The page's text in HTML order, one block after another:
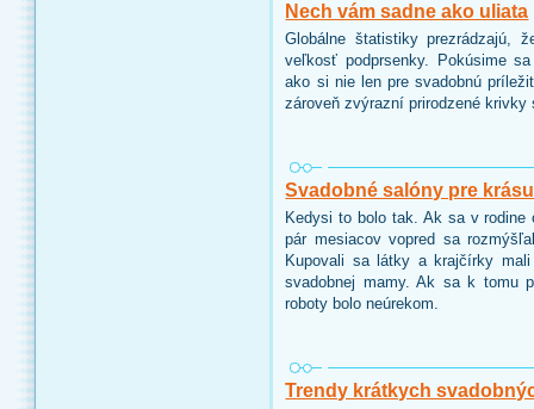
Nech vám sadne ako uliata
Globálne štatistiky prezrádzajú,
veľkosť podprsenky. Pokúsime
ako si nie len pre svadobnú
zároveň zvýrazní prirodzené
Svadobné salóny pre
Kedysi to bolo tak. Ak sa v
pár mesiacov vopred sa
Kupovali sa látky a krajčírky
svadobnej mamy. Ak sa k tomu
roboty bolo neúrekom.
Trendy krátkych